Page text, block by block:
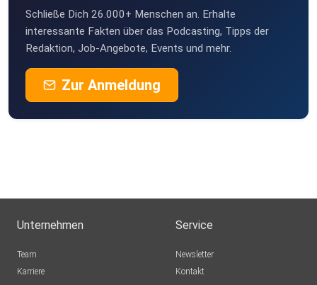
Schließe Dich 26.000+ Menschen an. Erhalte
interessante Fakten über das Podcasting, Tipps der
Redaktion, Job-Angebote, Events und mehr.
Zur Anmeldung
Unternehmen
Team
Karriere
Service
Newsletter
Kontakt